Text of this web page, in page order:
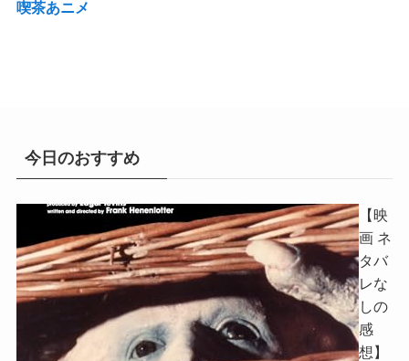
喫茶あニメ
今日のおすすめ
【映
画 ネ
タバ
レな
しの
感
想】